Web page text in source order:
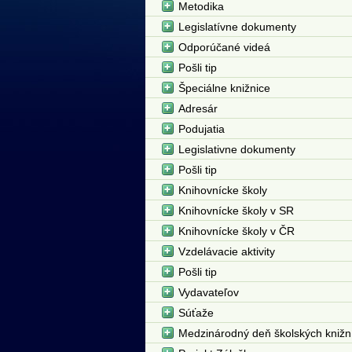
Metodika
Legislatívne dokumenty
Odporúčané videá
Pošli tip
Špeciálne knižnice
Adresár
Podujatia
Legislativne dokumenty
Pošli tip
Knihovnícke školy
Knihovnícke školy v SR
Knihovnícke školy v ČR
Vzdelávacie aktivity
Pošli tip
Vydavateľov
Súťaže
Medzinárodný deň školských